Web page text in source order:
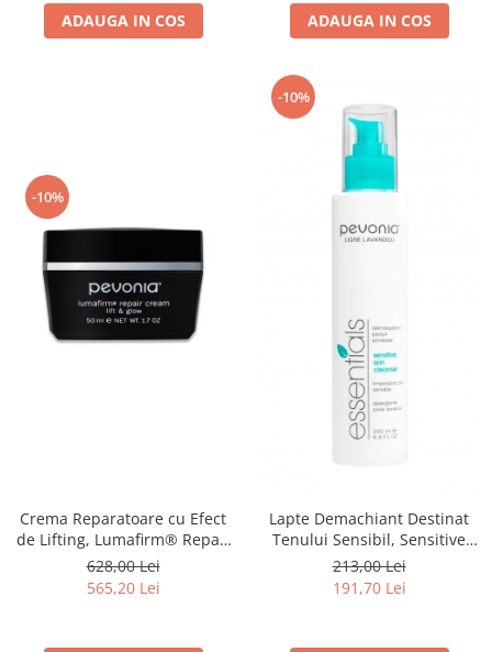
ADAUGA IN COS ADAUGA IN COS
-10%
Crema Reparatoare cu Efect
de Lifting, Lumafirm® Repair
Cream Lift & Glow - 50ml
628,00 Lei
565,20 Lei
-10%
Lapte Demachiant Destinat
Tenului Sensibil, Sensitive
Skin Cleanser - 200ml
213,00 Lei
191,70 Lei